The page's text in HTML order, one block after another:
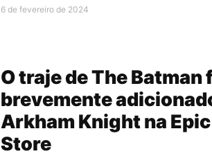
6 de fevereiro de 2024
O traje de The Batman
brevemente
Arkham Knight na
Store